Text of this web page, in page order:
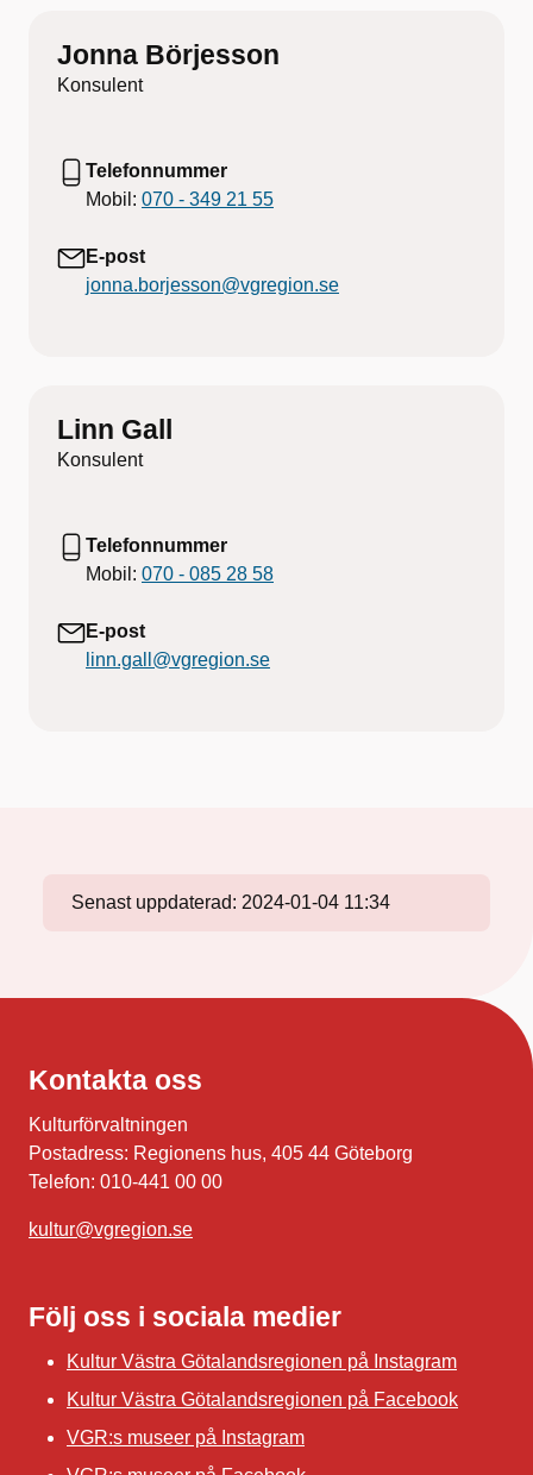
Jonna Börjesson
Konsulent
Telefonnummer
Mobil: 070 - 349 21 55
E-post
jonna.borjesson@vgregion.se
Linn Gall
Konsulent
Telefonnummer
Mobil: 070 - 085 28 58
E-post
linn.gall@vgregion.se
Senast uppdaterad: 2024-01-04 11:34
Kontakta oss
Kulturförvaltningen
Postadress: Regionens hus, 405 44 Göteborg
Telefon: 010-441 00 00
kultur@vgregion.se
Följ oss i sociala medier
Kultur Västra Götalandsregionen på Instagram
Kultur Västra Götalandsregionen på Facebook
VGR:s museer på Instagram